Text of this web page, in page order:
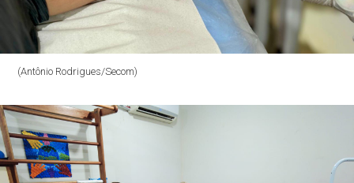
(Antônio Rodrigues/Secom)